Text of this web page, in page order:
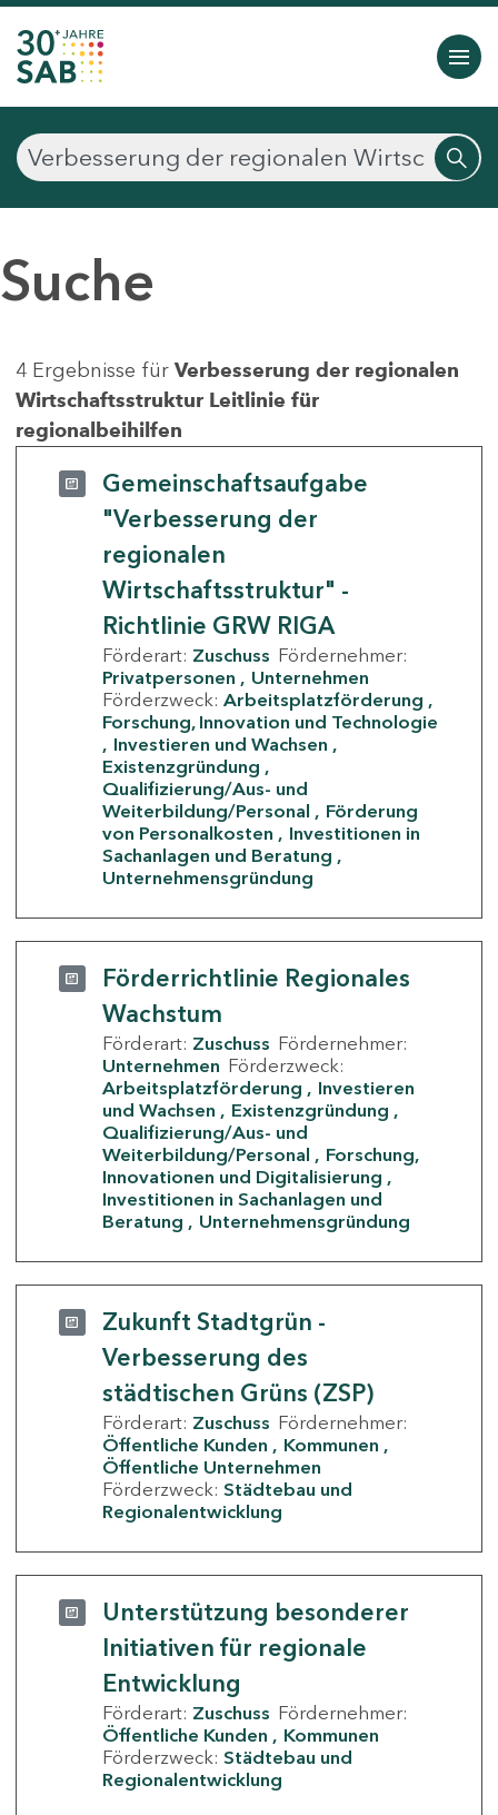
Suche
4 Ergebnisse für Verbesserung der regionalen
Wirtschaftsstruktur Leitlinie für
regionalbeihilfen
Gemeinschaftsaufgabe
"Verbesserung der
regionalen
Wirtschaftsstruktur" -
Richtlinie GRW RIGA
Förderart: Zuschuss Fördernehmer:
Privatpersonen
Unternehmen
Förderzweck: Arbeitsplatzförderung
Forschung, Innovation und Technologie
Investieren und Wachsen
Existenzgründung
Qualifizierung/Aus- und
Weiterbildung/Personal
Förderung
von Personalkosten
Investitionen in
Sachanlagen und Beratung
Unternehmensgründung
Förderrichtlinie Regionales
Wachstum
Förderart: Zuschuss Fördernehmer:
Unternehmen Förderzweck:
Arbeitsplatzförderung
Investieren
und Wachsen
Existenzgründung
Qualifizierung/Aus- und
Weiterbildung/Personal
Forschung,
Innovationen und Digitalisierung
Investitionen in Sachanlagen und
Beratung
Unternehmensgründung
Zukunft Stadtgrün -
Verbesserung des
städtischen Grüns (ZSP)
Förderart: Zuschuss Fördernehmer:
Öffentliche Kunden
Kommunen
Öffentliche Unternehmen
Förderzweck: Städtebau und
Regionalentwicklung
Unterstützung besonderer
Initiativen für regionale
Entwicklung
Förderart: Zuschuss Fördernehmer:
Öffentliche Kunden
Kommunen
Förderzweck: Städtebau und
Regionalentwicklung